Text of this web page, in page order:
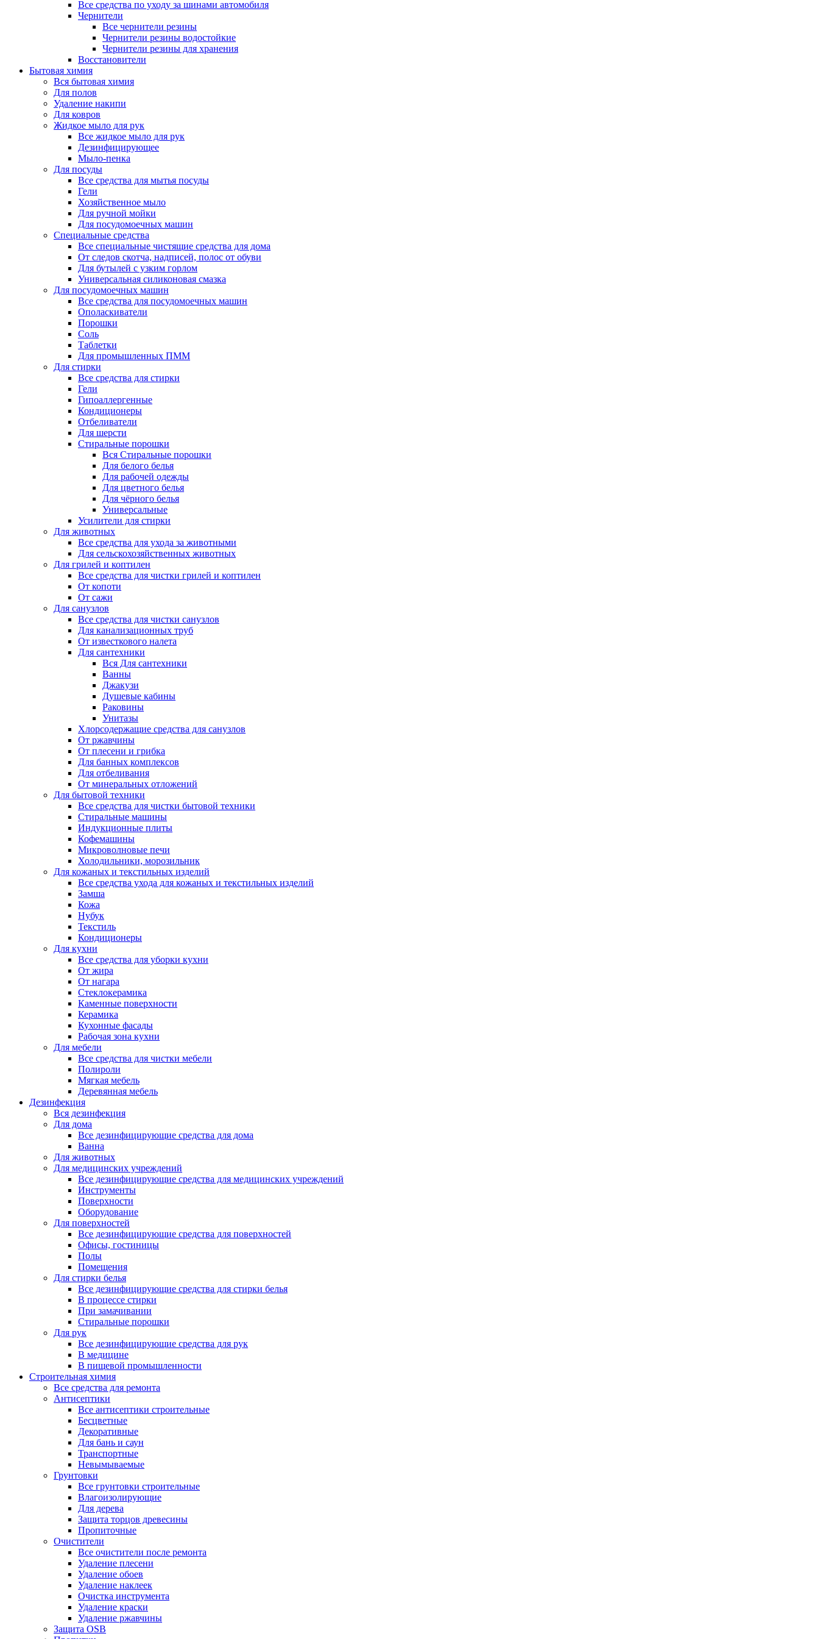
Все средства по уходу за шинами автомобиля
Чернители
Все чернители резины
Чернители резины водостойкие
Чернители резины для хранения
Восстановители
Бытовая химия
Вся бытовая химия
Для полов
Удаление накипи
Для ковров
Жидкое мыло для рук
Все жидкое мыло для рук
Дезинфицирующее
Мыло-пенка
Для посуды
Все средства для мытья посуды
Гели
Хозяйственное мыло
Для ручной мойки
Для посудомоечных машин
Специальные средства
Все специальные чистящие средства для дома
От следов скотча, надписей, полос от обуви
Для бутылей с узким горлом
Универсальная силиконовая смазка
Для посудомоечных машин
Все средства для посудомоечных машин
Ополаскиватели
Порошки
Соль
Таблетки
Для промышленных ПММ
Для стирки
Все средства для стирки
Гели
Гипоаллергенные
Кондиционеры
Отбеливатели
Для шерсти
Стиральные порошки
Вся Стиральные порошки
Для белого белья
Для рабочей одежды
Для цветного белья
Для чёрного белья
Универсальные
Усилители для стирки
Для животных
Все средства для ухода за животными
Для сельскохозяйственных животных
Для грилей и коптилен
Все средства для чистки грилей и коптилен
От копоти
От сажи
Для санузлов
Все средства для чистки санузлов
Для канализационных труб
От известкового налета
Для сантехники
Вся Для сантехники
Ванны
Джакузи
Душевые кабины
Раковины
Унитазы
Хлорсодержащие средства для санузлов
От ржавчины
От плесени и грибка
Для банных комплексов
Для отбеливания
От минеральных отложений
Для бытовой техники
Все средства для чистки бытовой техники
Стиральные машины
Индукционные плиты
Кофемашины
Микроволновые печи
Холодильники, морозильник
Для кожаных и текстильных изделий
Все средства ухода для кожаных и текстильных изделий
Замша
Кожа
Нубук
Текстиль
Кондиционеры
Для кухни
Все средства для уборки кухни
От жира
От нагара
Стеклокерамика
Каменные поверхности
Керамика
Кухонные фасады
Рабочая зона кухни
Для мебели
Все средства для чистки мебели
Полироли
Мягкая мебель
Деревянная мебель
Дезинфекция
Вся дезинфекция
Для дома
Все дезинфицирующие средства для дома
Ванна
Для животных
Для медицинских учреждений
Все дезинфицирующие средства для медицинских учреждений
Инструменты
Поверхности
Оборудование
Для поверхностей
Все дезинфицирующие средства для поверхностей
Офисы, гостиницы
Полы
Помещения
Для стирки белья
Все дезинфицирующие средства для стирки белья
В процессе стирки
При замачивании
Стиральные порошки
Для рук
Все дезинфицирующие средства для рук
В медицине
В пищевой промышленности
Строительная химия
Все средства для ремонта
Антисептики
Все антисептики строительные
Бесцветные
Декоративные
Для бань и саун
Транспортные
Невымываемые
Грунтовки
Все грунтовки строительные
Влагоизолирующие
Для дерева
Защита торцов древесины
Пропиточные
Очистители
Все очистители после ремонта
Удаление плесени
Удаление обоев
Удаление наклеек
Очистка инструмента
Удаление краски
Удаление ржавчины
Защита OSB